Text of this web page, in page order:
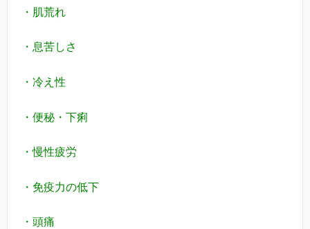
・肌荒れ
・息苦しさ
・冷え性
・便秘・下痢
・慢性疲労
・免疫力の低下
・頭痛